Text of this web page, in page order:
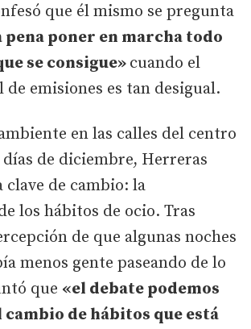
que él mismo se pregunta
pena poner en marcha todo
se consigue» cuando el
de emisiones es tan desigual.
en las calles del centro
de diciembre, Herreras
de cambio: la
los hábitos de ocio. Tras
de que algunas noches
menos gente paseando de lo
que «el debate podemos
de hábitos que está